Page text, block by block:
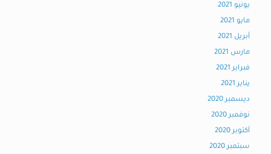
يونيو 2021
مايو 2021
أبريل 2021
مارس 2021
فبراير 2021
يناير 2021
ديسمبر 2020
نوفمبر 2020
أكتوبر 2020
سبتمبر 2020